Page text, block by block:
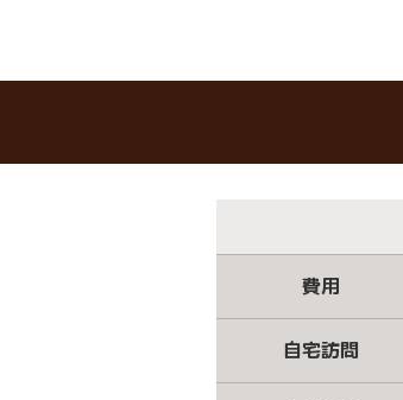
費用
自宅訪問